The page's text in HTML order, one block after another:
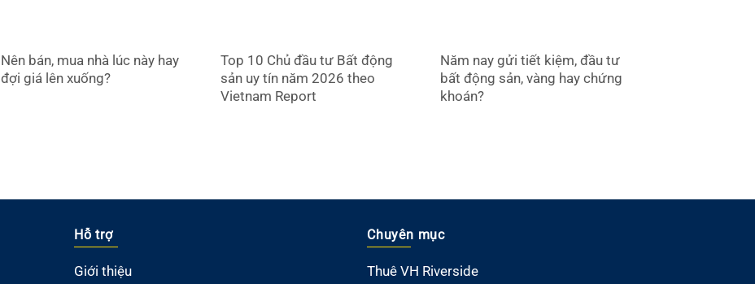
Nên bán, mua nhà lúc này hay
đợi giá lên xuống?
Top 10 Chủ đầu tư Bất động
sản uy tín năm 2026 theo
Vietnam Report
Năm nay gửi tiết kiệm, đầu tư
bất động sản, vàng hay chứng
khoán?
Hỗ trợ
Giới thiệu
Chuyên mục
Thuê VH Riverside